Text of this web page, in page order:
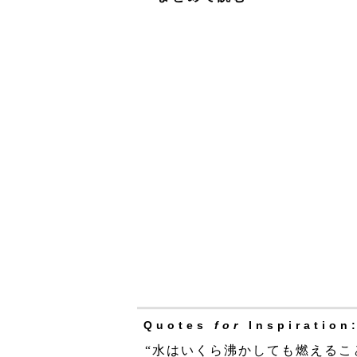
Quotes for Inspiration:
“水はいくら沸かしても燃えるこ